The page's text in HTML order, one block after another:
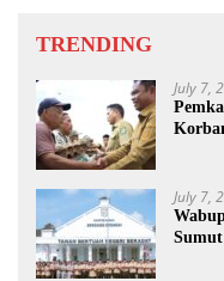
TRENDING
July 7,
July 7,